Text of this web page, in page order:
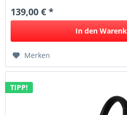
139,00 € *
In den
Merken
TIPP!